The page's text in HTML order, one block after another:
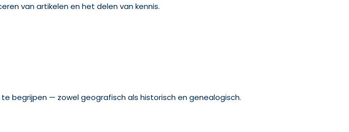
van artikelen en het delen van kennis.
begrijpen — zowel geografisch als historisch en genealogisch.